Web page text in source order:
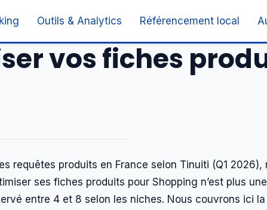
Outils & Analytics Référencement local
vos fiches
requêtes produits en France selon Tinuiti (Q1 2026),
ses fiches produits pour Shopping n’est plus
entre 4 et 8 selon les niches. Nous couvrons ici